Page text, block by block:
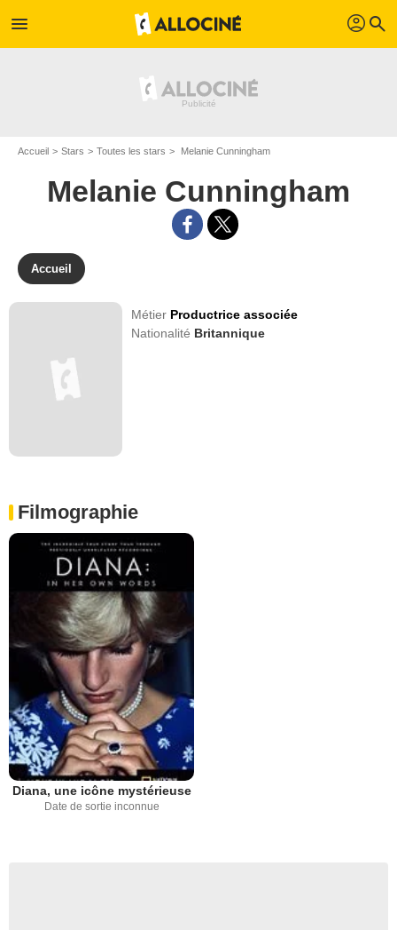
menu profil search
Accueil Stars Toutes les stars Melanie Cunningham
Melanie Cunningham
Accueil
Métier Productrice associée
Nationalité Britannique
Filmographie
Diana, une icône mystérieuse
Date de sortie inconnue